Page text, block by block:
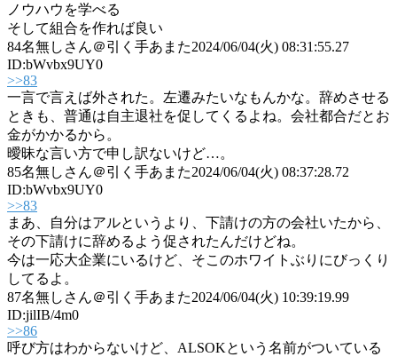
ノウハウを学べる
そして組合を作れば良い
84名無しさん＠引く手あまた2024/06/04(火) 08:31:55.27
ID:bWvbx9UY0
>>83
一言で言えば外された。左遷みたいなもんかな。辞めさせる
ときも、普通は自主退社を促してくるよね。会社都合だとお
金がかかるから。
曖昧な言い方で申し訳ないけど…。
85名無しさん＠引く手あまた2024/06/04(火) 08:37:28.72
ID:bWvbx9UY0
>>83
まあ、自分はアルというより、下請けの方の会社いたから、
その下請けに辞めるよう促されたんだけどね。
今は一応大企業にいるけど、そこのホワイトぶりにびっくり
してるよ。
87名無しさん＠引く手あまた2024/06/04(火) 10:39:19.99
ID:jilIB/4m0
>>86
呼び方はわからないけど、ALSOKという名前がついている